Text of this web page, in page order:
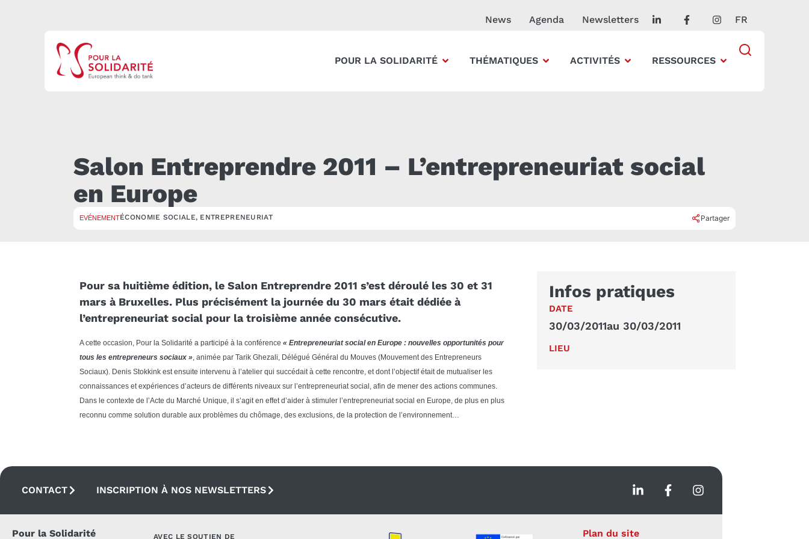
News Agenda Newsletters FR
POUR LA SOLIDARITÉ THÉMATIQUES ACTIVITÉS RESSOURCES
Salon Entreprendre 2011 – L’entrepreneuriat social
en Europe
EVÉNEMENTÉCONOMIE SOCIALE, ENTREPRENEURIAT Partager
Pour sa huitième édition, le Salon Entreprendre 2011 s’est déroulé les 30 et 31
mars à Bruxelles. Plus précisément la journée du 30 mars était dédiée à
l’entrepreneuriat social pour la troisième année consécutive.
A cette occasion, Pour la Solidarité a participé à la conférence « Entrepreneuriat social en Europe : nouvelles opportunités pour
tous les entrepreneurs sociaux » , animée par Tarik Ghezali, Délégué Général du Mouves (Mouvement des Entrepreneurs
Sociaux). Denis Stokkink est ensuite intervenu à l’atelier qui succédait à cette rencontre, et dont l’objectif était de mutualiser les
connaissances et expériences d’acteurs de différents niveaux sur l’entrepreneuriat social, afin de mener des actions communes.
Dans le contexte de l’Acte du Marché Unique, il s’agit en effet d’aider à stimuler l’entrepreneuriat social en Europe, de plus en plus
reconnu comme solution durable aux problèmes du chômage, des exclusions, de la protection de l’environnement…
Infos pratiques
DATE
30/03/2011au 30/03/2011
LIEU
CONTACT INSCRIPTION À NOS NEWSLETTERS
Pour la Solidarité AVEC LE SOUTIEN DE Plan du site